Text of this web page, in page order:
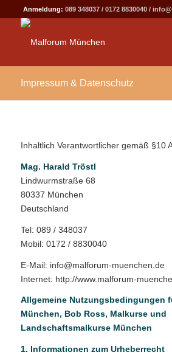
Anmeldung: 089 348037/ 0172 8830040/
Impressum & Datenschutz
Inhaltlich Verantwortlicher gemäß §10
Mag. Harald Tröstl
Lindwurmstraße 68
80337 München
Deutschland
Tel: 089 / 348037
Mobil: 0172 / 8830040
E-Mail: info@malforum-muenchen.de
Internet: http://www.malforum-
Allgemeine Nutzungsbedingungen
München, Bob Ross, Malkurse und
Landschaftsmalkurse München
1. Informationen zum Urheberrecht